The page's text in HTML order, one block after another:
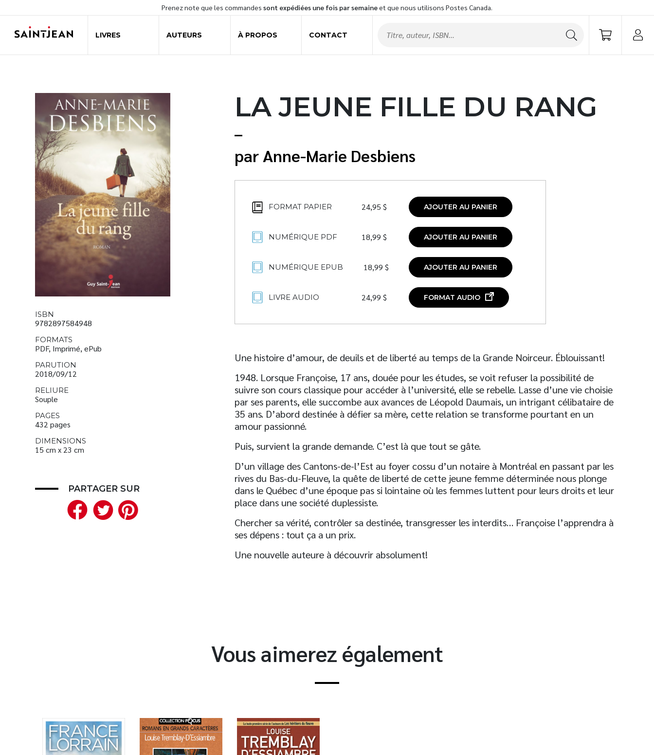
Prenez note que les commandes sont expédiées une fois par semaineet que nous utilisons Postes Canada.
LIVRES AUTEURS À PROPOS CONTACT
LA JEUNE FILLE DU RANG
Anne-Marie Desbiens
FORMAT PAPIER 24,95 $ AJOUTER AU PANIER
NUMÉRIQUE PDF 18,99 $ AJOUTER AU PANIER
NUMÉRIQUE EPUB 18,99 $ AJOUTER AU PANIER
LIVRE AUDIO 24,99 $ FORMAT AUDIO
Une histoire d’amour, de deuils et de liberté au temps de la Grande Noirceur. Éblouissant!
1948. Lorsque Françoise, 17 ans, douée pour les études, se voit refuser la possibilité de
suivre son cours classique pour accéder à l’université, elle se rebelle. Lasse d’une vie choisie
par ses parents, elle succombe aux avances de Léopold Daumais, un intrigant célibataire de
35 ans. D’abord destinée à défier sa mère, cette relation se transforme pourtant en un
amour passionné.
Puis, survient la grande demande. C’est là que tout se gâte.
D’un village des Cantons-de-l’Est au foyer cossu d’un notaire à Montréal en passant par les
rives du Bas-du-Fleuve, la quête de liberté de cette jeune femme déterminée nous plonge
dans le Québec d’une époque pas si lointaine où les femmes luttent pour leurs droits et leur
place dans une société duplessiste.
Chercher sa vérité, contrôler sa destinée, transgresser les interdits… Françoise l’apprendra à
ses dépens : tout ça a un prix.
Une nouvelle auteure à découvrir absolument!
ISBN
9782897584948
FORMATS
PDF, Imprimé, ePub
PARUTION
2018/09/12
RELIURE
Souple
PAGES
432 pages
DIMENSIONS
15 cm x 23 cm
PARTAGER SUR
Facebook
Twitter
Vous aimerez également